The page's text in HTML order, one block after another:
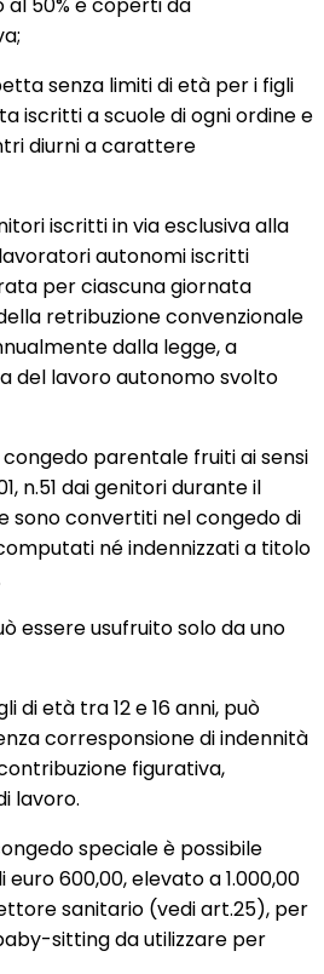
50% e coperti da
senza limiti di età per i figli
iscritti a scuole di ogni ordine e
diurni a carattere
iscritti in via esclusiva alla
autonomi iscritti
per ciascuna giornata
retribuzione convenzionale
dalla legge, a
del lavoro autonomo svolto
parentale fruiti ai sensi
n.51 dai genitori durante il
sono convertiti nel congedo di
né indennizzati a titolo
essere usufruito solo da uno
di età tra 12 e 16 anni, può
corresponsione di indennità
figurativa,
lavoro.
speciale è possibile
euro 600,00, elevato a 1.000,00
sanitario (vedi art.25), per
sitting da utilizzare per